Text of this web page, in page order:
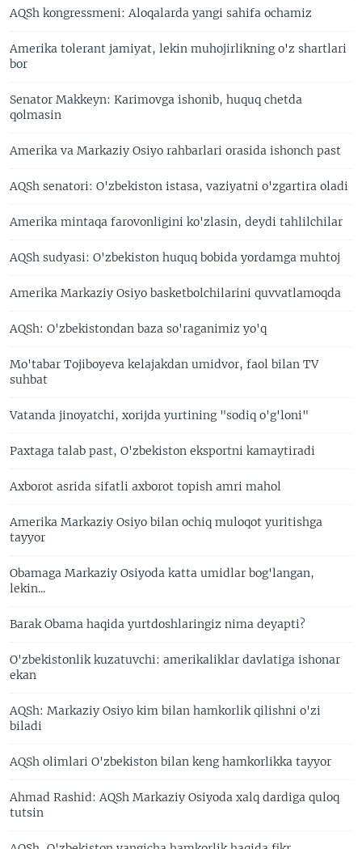
AQSh kongressmeni: Aloqalarda yangi sahifa ochamiz
Amerika tolerant jamiyat, lekin muhojirlikning o'z shartlari
bor
Senator Makkeyn: Karimovga ishonib, huquq chetda
qolmasin
Amerika va Markaziy Osiyo rahbarlari orasida ishonch past
AQSh senatori: O'zbekiston istasa, vaziyatni o'zgartira oladi
Amerika mintaqa farovonligini ko'zlasin, deydi tahlilchilar
AQSh sudyasi: O'zbekiston huquq bobida yordamga muhtoj
Amerika Markaziy Osiyo basketbolchilarini quvvatlamoqda
AQSh: O'zbekistondan baza so'raganimiz yo'q
Mo'tabar Tojiboyeva kelajakdan umidvor, faol bilan TV
suhbat
Vatanda jinoyatchi, xorijda yurtining "sodiq o'g'loni"
Paxtaga talab past, O'zbekiston eksportni kamaytiradi
Axborot asrida sifatli axborot topish amri mahol
Amerika Markaziy Osiyo bilan ochiq muloqot yuritishga
tayyor
Obamaga Markaziy Osiyoda katta umidlar bog'langan,
lekin...
Barak Obama haqida yurtdoshlaringiz nima deyapti?
O'zbekistonlik kuzatuvchi: amerikaliklar davlatiga ishonar
ekan
AQSh: Markaziy Osiyo kim bilan hamkorlik qilishni o'zi
biladi
AQSh olimlari O'zbekiston bilan keng hamkorlikka tayyor
Ahmad Rashid: AQSh Markaziy Osiyoda xalq dardiga quloq
tutsin